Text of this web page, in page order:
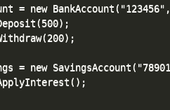
= new
= new